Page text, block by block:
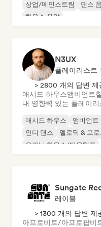
상업/메인스트림
댄스
하우스 음악
N3UX
플레이리스트
> 2800 개의 답변 제
애시드 하우스앰비언트
내 영향력 있는 플레이
애시드 하우스 앰비언트
인디 댄스
멜로딕 & 프
오가닉 하우스/다운템포
Sungate
레이블
> 1300 개의 답변 제
아프로비트/아프로팝비